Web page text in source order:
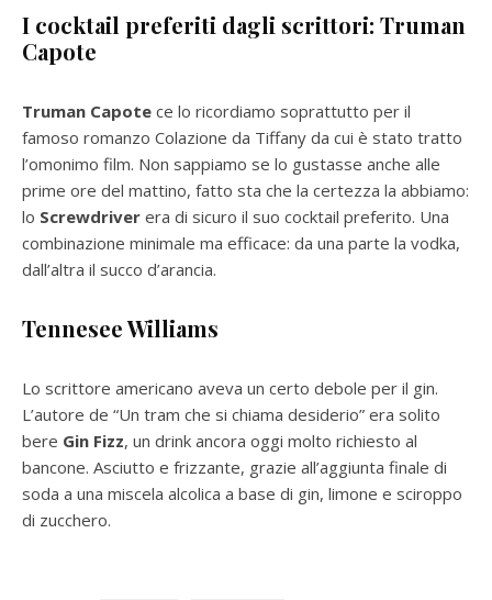
I cocktail preferiti dagli scrittori: Truman
Capote
Truman Capote ce lo ricordiamo soprattutto per il
famoso romanzo Colazione da Tiffany da cui è stato tratto
l’omonimo film. Non sappiamo se lo gustasse anche alle
prime ore del mattino, fatto sta che la certezza la abbiamo:
lo Screwdriver era di sicuro il suo cocktail preferito. Una
combinazione minimale ma efficace: da una parte la vodka,
dall’altra il succo d’arancia.
Tennesee Williams
Lo scrittore americano aveva un certo debole per il gin.
L’autore de “Un tram che si chiama desiderio” era solito
bere Gin Fizz, un drink ancora oggi molto richiesto al
bancone. Asciutto e frizzante, grazie all’aggiunta finale di
soda a una miscela alcolica a base di gin, limone e sciroppo
di zucchero.